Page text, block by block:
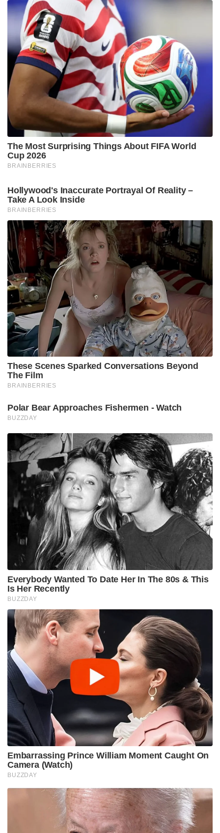
The Most Surprising Things About FIFA World
Cup 2026
BRAINBERRIES
Hollywood's Inaccurate Portrayal Of Reality –
Take A Look Inside
BRAINBERRIES
These Scenes Sparked Conversations Beyond
The Film
BRAINBERRIES
Polar Bear Approaches Fishermen - Watch
BUZZDAY
Everybody Wanted To Date Her In The 80s & This
Is Her Recently
BUZZDAY
Embarrassing Prince William Moment Caught On
Camera (Watch)
BUZZDAY